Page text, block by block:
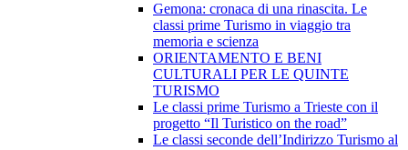
Gemona: cronaca di una rinascita. Le
classi prime Turismo in viaggio tra
memoria e scienza
ORIENTAMENTO E BENI
CULTURALI PER LE QUINTE
TURISMO
Le classi prime Turismo a Trieste con il
progetto “Il Turistico on the road”
Le classi seconde dell’Indirizzo Turismo al